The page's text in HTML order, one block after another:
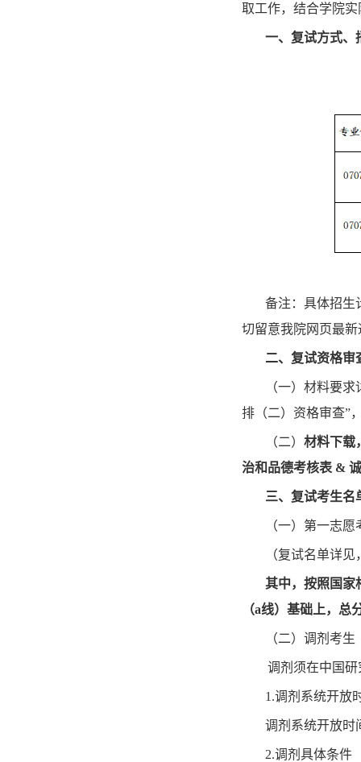
取工作，结合学院
一、 复试方式、
备注：具体招生
切留意我院网页最
二、复试资格审
（一） 材料要求
排（二）资格审查”
（二） 材料下载
治和品德考核表 &
三、复试考生名
（一）第一志愿
（复试名单详见
其中， 按照国家
（a线）基础上，总
（二） 调剂考生
调剂须在中国研
1.调剂系统开放
调剂系统开放时
2.调剂具体条件